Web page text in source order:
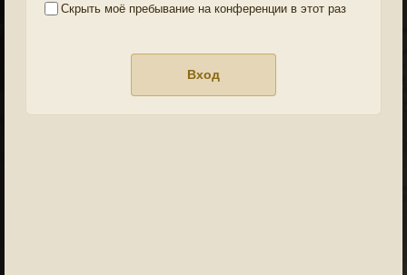
Скрыть моё пребывание на конференции в этот раз